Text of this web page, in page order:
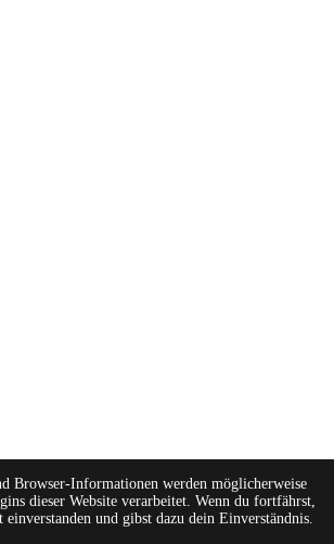
Browser-Informationen werden möglicherweise
dieser Website verarbeitet. Wenn du fortfährst,
und gibst dazu dein Einverständnis.